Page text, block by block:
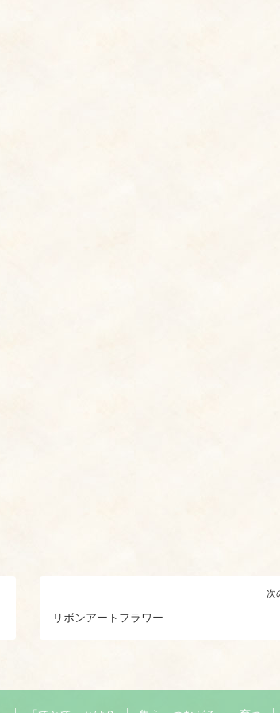
次
リボンアートフラワー